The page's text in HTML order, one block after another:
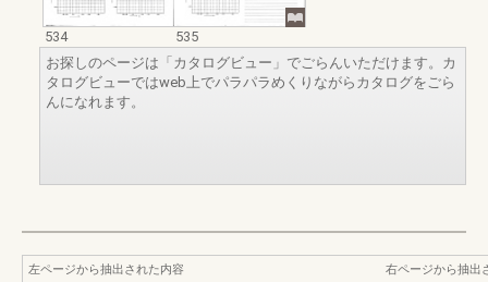
534
535
お探しのページは「カタログビュー」でごらんいただけます。カ
タログビューではweb上でパラパラめくりながらカタログをごら
んになれます。
左ページから抽出された内容
右ページから抽出